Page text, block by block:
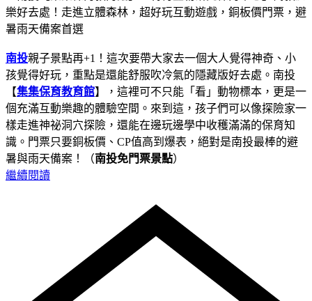
南投親子景點再+1！這次要帶大家去一個大人覺得神奇、小
孩覺得好玩，重點是還能舒服吹冷氣的隱藏版好去處。南投
【集集保育教育館】，這裡可不只能「看」動物標本，更是一
個充滿互動樂趣的體驗空間。來到這，孩子們可以像探險家一
樣走進神祕洞穴探險，還能在邊玩邊學中收穫滿滿的保育知
識。門票只要銅板價、CP值高到爆表，絕對是南投最棒的避
暑與雨天備案！（南投免門票景點）
繼續閱讀